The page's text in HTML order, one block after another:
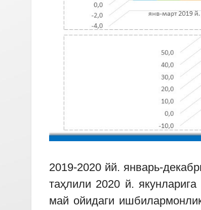
2019-2020 йй. январь-
таҳлили 2020 й.
май ойидаги